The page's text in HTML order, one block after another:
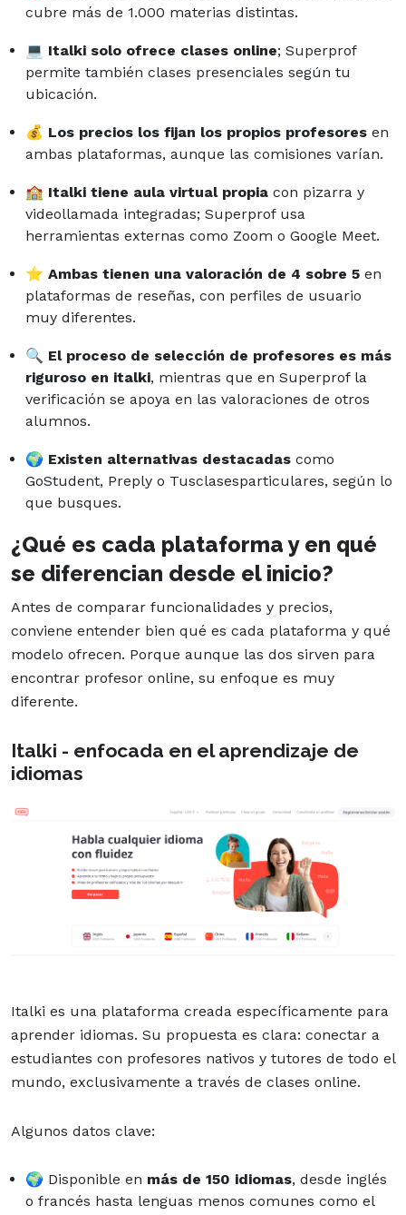
cubre más de 1.000 materias distintas.
💻 Italki solo ofrece clases online; Superprof
permite también clases presenciales según tu
ubicación.
💰 Los precios los fijan los propios profesores en
ambas plataformas, aunque las comisiones varían.
🏫 Italki tiene aula virtual propia con pizarra y
videollamada integradas; Superprof usa
herramientas externas como Zoom o Google Meet.
⭐ Ambas tienen una valoración de 4 sobre 5 en
plataformas de reseñas, con perfiles de usuario
muy diferentes.
🔍 El proceso de selección de profesores es más
riguroso en italki, mientras que en Superprof la
verificación se apoya en las valoraciones de otros
alumnos.
🌍 Existen alternativas destacadas como
GoStudent, Preply o Tusclasesparticulares, según lo
que busques.
¿Qué es cada plataforma y en qué
se diferencian desde el inicio?
Antes de comparar funcionalidades y precios,
conviene entender bien qué es cada plataforma y qué
modelo ofrecen. Porque aunque las dos sirven para
encontrar profesor online, su enfoque es muy
diferente.
Italki - enfocada en el aprendizaje de
idiomas
Italki es una plataforma creada específicamente para
aprender idiomas. Su propuesta es clara: conectar a
estudiantes con profesores nativos y tutores de todo el
mundo, exclusivamente a través de clases online.
Algunos datos clave:
🌍 Disponible en más de 150 idiomas, desde inglés
o francés hasta lenguas menos comunes como el